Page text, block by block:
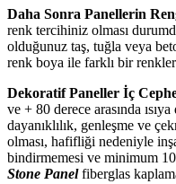
Daha Sonra Panellerin
renk tercihiniz olması
olduğunuz taş, tuğla veya
renk boya ile farklı bir
Dekoratif Paneller İç Cephe
ve + 80 derece arasında
dayanıklılık, genleşme ve
olması, hafifliği nedeniyle
bindirmemesi ve minimum
Stone Panelfiberglas